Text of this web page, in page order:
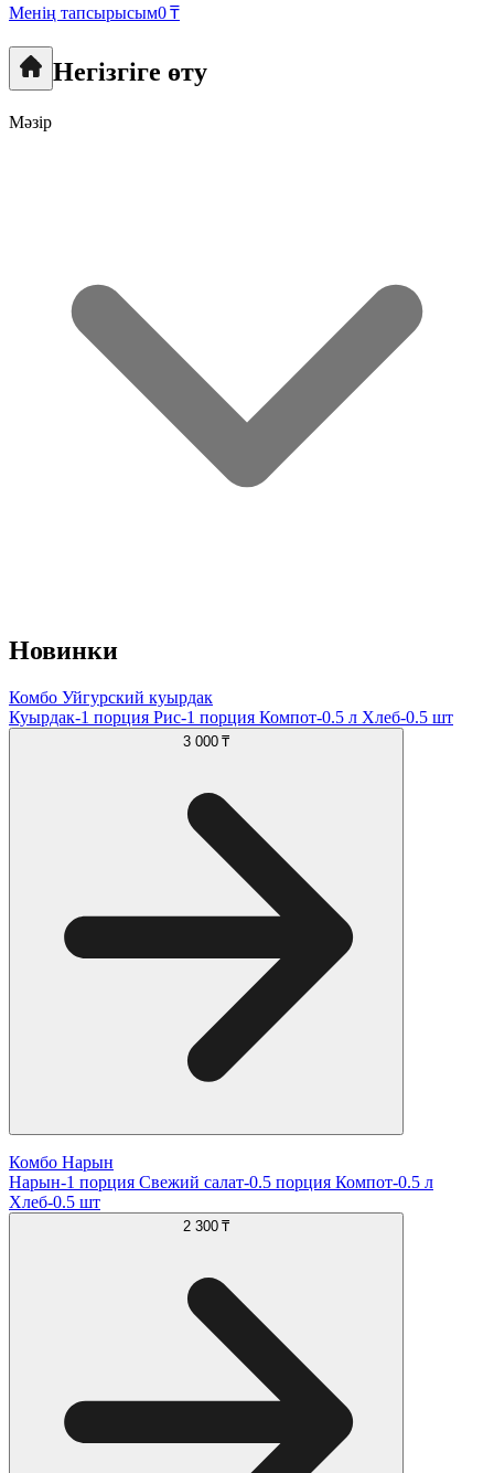
Менің тапсырысым0 ₸
Негізгіге өту
Мәзір
Новинки
Комбо Уйгурский куырдак
Куырдак-1 порция Рис-1 порция Компот-0.5 л Хлеб-0.5 шт
3 000 ₸
Комбо Нарын
Нарын-1 порция Свежий салат-0.5 порция Компот-0.5 л
Хлеб-0.5 шт
2 300 ₸